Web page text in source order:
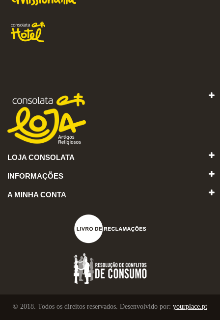
LOJA CONSOLATA
INFORMAÇÕES
A MINHA CONTA
© 2018. Todos os direitos reservados. Desenvolvido por: yourplace.pt